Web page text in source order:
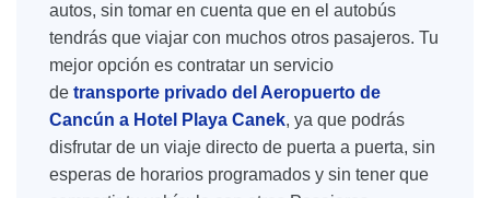
autos, sin tomar en cuenta que en el autobús
tendrás que viajar con muchos otros pasajeros. Tu
mejor opción es contratar un servicio
de transporte privado del Aeropuerto de
Cancún a Hotel Playa Canek, ya que podrás
disfrutar de un viaje directo de puerta a puerta, sin
esperas de horarios programados y sin tener que